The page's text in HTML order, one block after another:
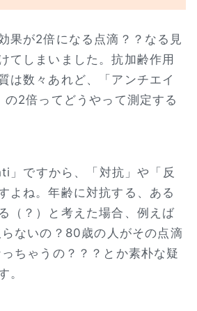
果が2倍になる点滴？？なる見
てしまいました。抗加齢作用
は数々あれど、「アンチエイ
の2倍ってどうやって測定する
」ですから、「対抗」や「反
よね。年齢に対抗する、ある
（？）と考えた場合、例えば
ないの？80歳の人がその点滴
ちゃうの？？？とか素朴な疑
。